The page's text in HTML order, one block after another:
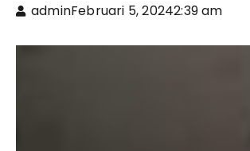
adminFebruari 5, 20242:39 am